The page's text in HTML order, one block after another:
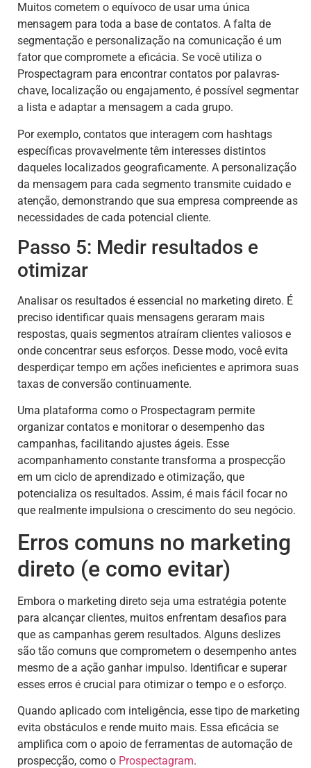
Muitos cometem o equívoco de usar uma única
mensagem para toda a base de contatos. A falta de
segmentação e personalização na comunicação é um
fator que compromete a eficácia. Se você utiliza o
Prospectagram para encontrar contatos por palavras-
chave, localização ou engajamento, é possível segmentar
a lista e adaptar a mensagem a cada grupo.
Por exemplo, contatos que interagem com hashtags
específicas provavelmente têm interesses distintos
daqueles localizados geograficamente. A personalização
da mensagem para cada segmento transmite cuidado e
atenção, demonstrando que sua empresa compreende as
necessidades de cada potencial cliente.
Passo 5: Medir resultados e
otimizar
Analisar os resultados é essencial no marketing direto. É
preciso identificar quais mensagens geraram mais
respostas, quais segmentos atraíram clientes valiosos e
onde concentrar seus esforços. Desse modo, você evita
desperdiçar tempo em ações ineficientes e aprimora suas
taxas de conversão continuamente.
Uma plataforma como o Prospectagram permite
organizar contatos e monitorar o desempenho das
campanhas, facilitando ajustes ágeis. Esse
acompanhamento constante transforma a prospecção
em um ciclo de aprendizado e otimização, que
potencializa os resultados. Assim, é mais fácil focar no
que realmente impulsiona o crescimento do seu negócio.
Erros comuns no marketing
direto (e como evitar)
Embora o marketing direto seja uma estratégia potente
para alcançar clientes, muitos enfrentam desafios para
que as campanhas gerem resultados. Alguns deslizes
são tão comuns que comprometem o desempenho antes
mesmo de a ação ganhar impulso. Identificar e superar
esses erros é crucial para otimizar o tempo e o esforço.
Quando aplicado com inteligência, esse tipo de marketing
evita obstáculos e rende muito mais. Essa eficácia se
amplifica com o apoio de ferramentas de automação de
prospecção, como o Prospectagram.